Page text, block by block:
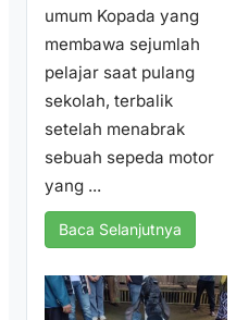
umum Kopada yang
membawa sejumlah
pelajar saat pulang
sekolah, terbalik
setelah menabrak
sebuah sepeda motor
yang ...
Baca Selanjutnya